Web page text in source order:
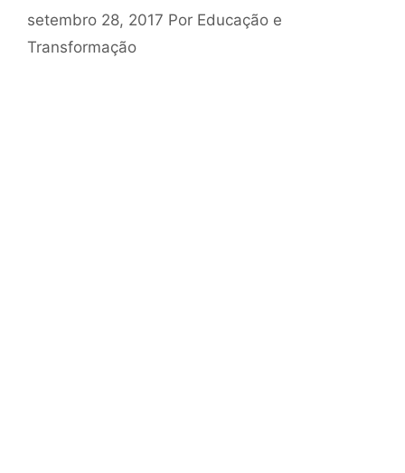
setembro 28, 2017 Por Educação e
Transformação